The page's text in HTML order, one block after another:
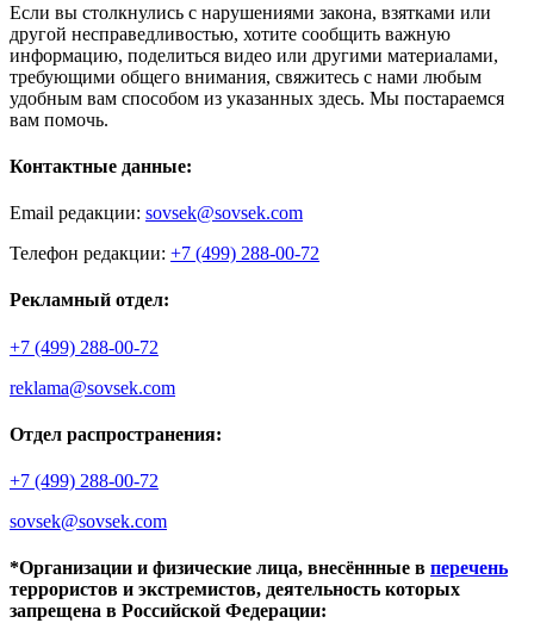
Если вы столкнулись с нарушениями закона, взятками или
другой несправедливостью, хотите сообщить важную
информацию, поделиться видео или другими материалами,
требующими общего внимания, свяжитесь с нами любым
удобным вам способом из указанных здесь. Мы постараемся
вам помочь.
Контактные данные:
Email редакции: sovsek@sovsek.com
Телефон редакции: +7 (499) 288-00-72
Рекламный отдел:
+7 (499) 288-00-72
reklama@sovsek.com
Отдел распространения:
+7 (499) 288-00-72
sovsek@sovsek.com
*Организации и физические лица, внесённные в перечень
террористов и экстремистов, деятельность которых
запрещена в Российской Федерации: